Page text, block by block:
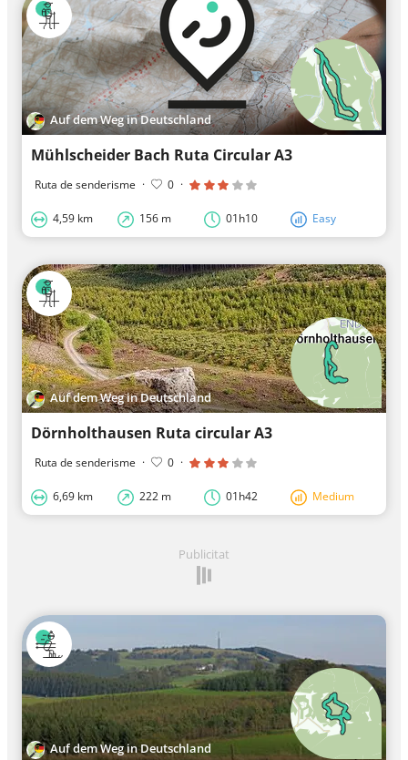
Auf dem Weg in Deutschland
Mühlscheider Bach Ruta Circular A3
Ruta de senderisme · 0 ·
4,59 km 156 m 01h10 Easy
Auf dem Weg in Deutschland
Dörnholthausen Ruta circular A3
Ruta de senderisme · 0 ·
6,69 km 222 m 01h42 Medium
Publicitat
Auf dem Weg in Deutschland